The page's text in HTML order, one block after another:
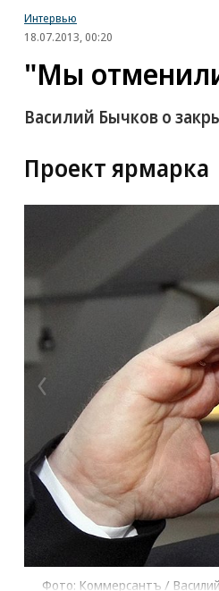
Интервью
18.07.2013, 00:20
"Мы
Василий Бычков о
Проект ярмарка
Фото: Коммерсантъ /